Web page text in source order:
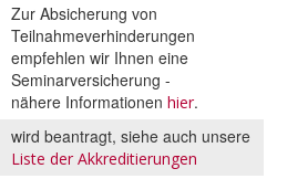
Zur Absicherung von
Teilnahmeverhinderungen
empfehlen wir Ihnen eine
Seminarversicherung -
nähere Informationen hier.
wird beantragt, siehe auch unsere
Liste der Akkreditierungen